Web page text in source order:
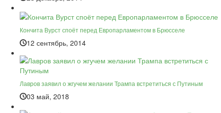
Кончита Вурст споёт перед Европарламентом в Брюсселе
12 сентябрь, 2014
Лавров заявил о жгучем желании Трампа встретиться с Путиным
03 май, 2018